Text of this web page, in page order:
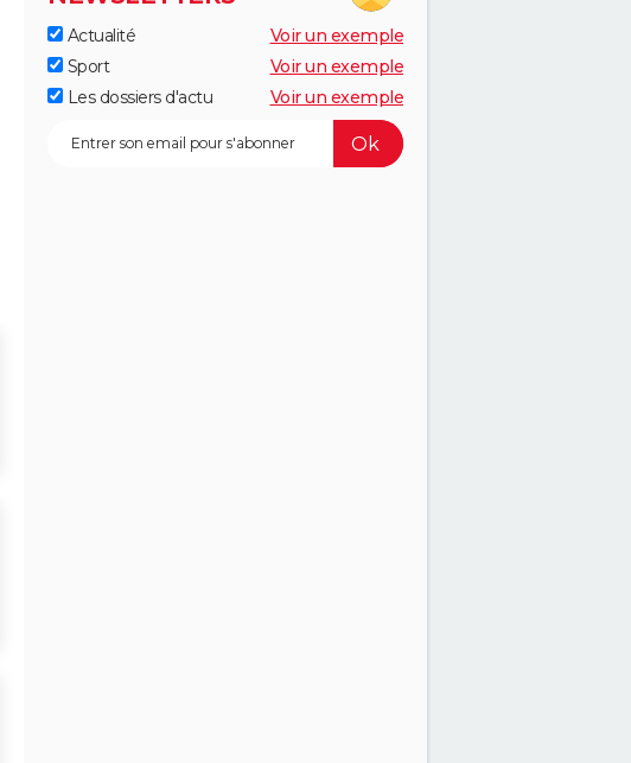
Actualité
Voir un exemple
Sport
Voir un exemple
Les dossiers d'actu
Voir un exemple